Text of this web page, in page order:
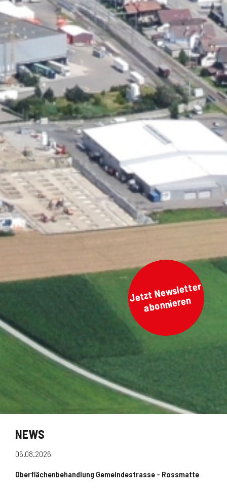
Jetzt
Ne
wsletter
abonnieren
NEWS
06.08.2026
Oberflächenbehandlung Gemeindestrasse - Rossmatte